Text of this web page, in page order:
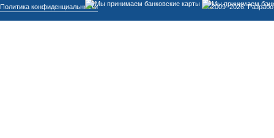
Политика конфиденциальности © 2009–2026.